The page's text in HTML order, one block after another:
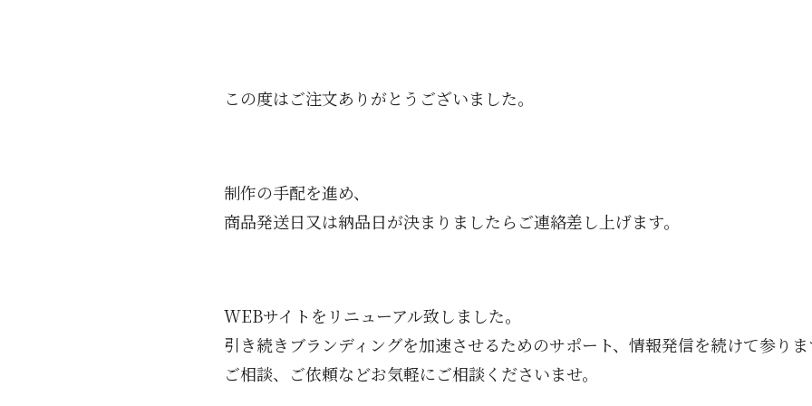
この度はご注文ありがとうございました。
制作の手配を進め、
商品発送日又は納品日が決まりましたらご連絡差し上げます。
WEBサイトをリニューアル致しました。
引き続きブランディングを加速させるためのサポート、情報発信を続けて参り
ご相談、ご依頼などお気軽にご相談くださいませ。